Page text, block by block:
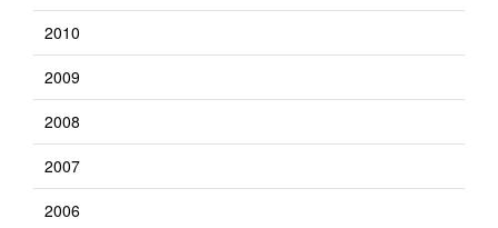
2010
2009
2008
2007
2006